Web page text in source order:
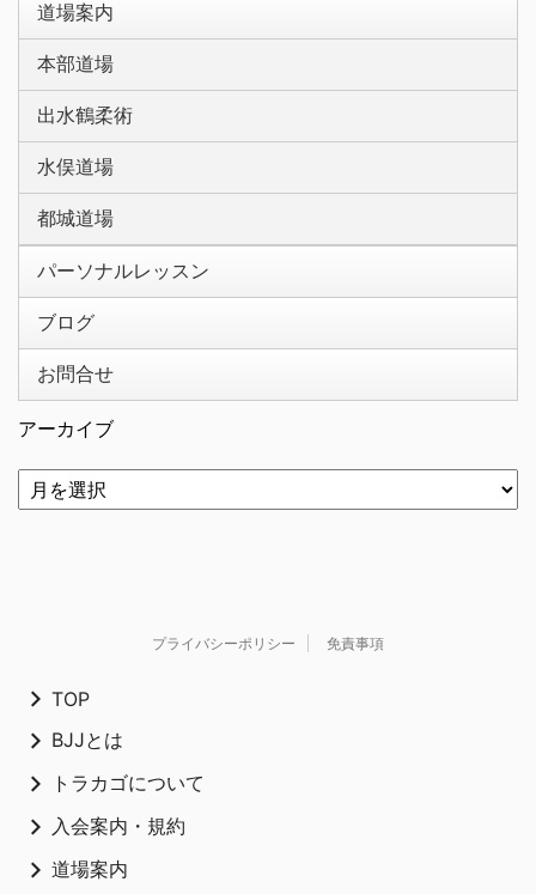
道場案内
本部道場
出水鶴柔術
水俣道場
都城道場
パーソナルレッスン
ブログ
お問合せ
アーカイブ
プライバシーポリシー 免責事項
TOP
BJJとは
トラカゴについて
入会案内・規約
道場案内